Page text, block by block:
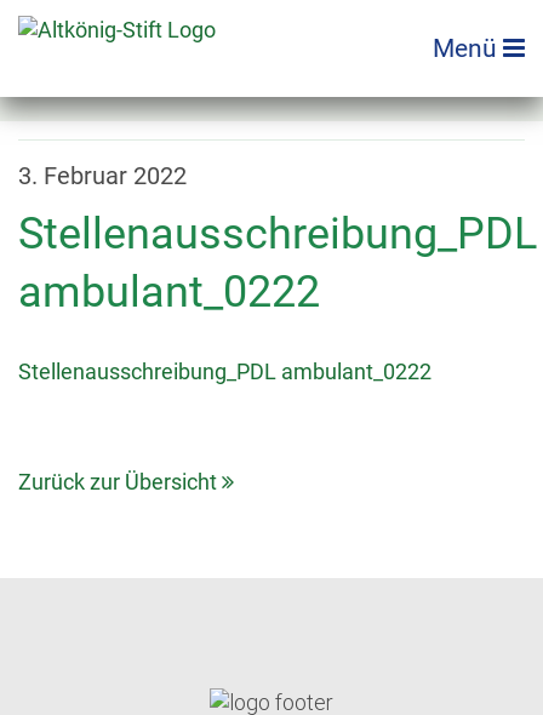
Zum
Inhalt
Menü
3. Februar 2022
Stellenausschreibung_PDL
ambulant_0222
Stellenausschreibung_PDL ambulant_0222
Zurück zur Übersicht